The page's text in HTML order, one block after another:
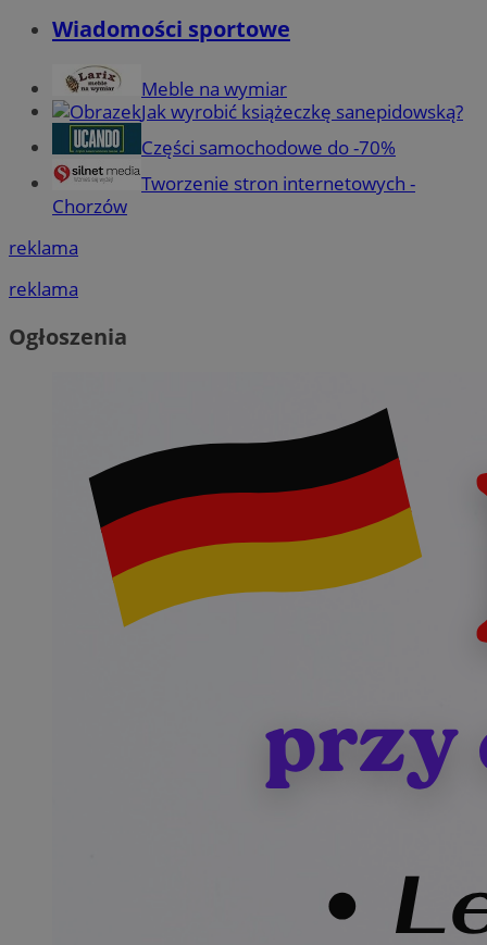
Wiadomości sportowe
Meble na wymiar
Jak wyrobić książeczkę sanepidowską?
Części samochodowe do -70%
Tworzenie stron internetowych -
Chorzów
reklama
reklama
Ogłoszenia